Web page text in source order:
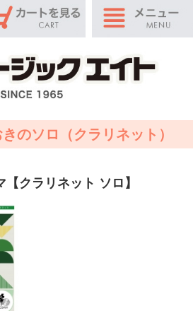
のソロ（クラリネット）
クラリネット ソロ】